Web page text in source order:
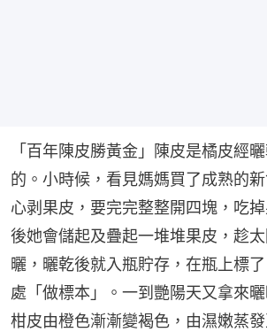
「百年陳皮勝黃金」陳皮是橘皮經
的。小時候，看見媽媽買了成熟的
心剥果皮，要完完整整開四塊，吃
後她會儲起及疊起一堆堆果皮，趁
曬，曬乾後就入瓶貯存，在瓶上標
處「做標本」。一到艷陽天又拿來曬
柑皮由橙色漸漸變褐色，由濕嫩蒸發